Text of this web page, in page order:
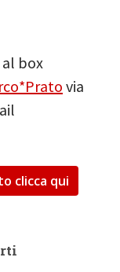
box
via
clicca qui